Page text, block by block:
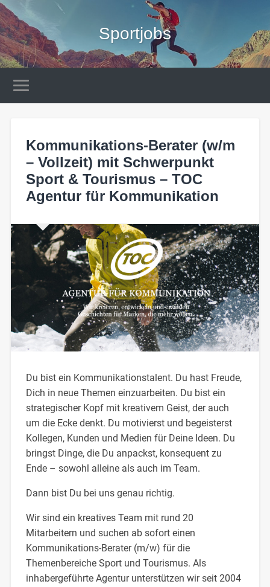
Sportjobs
Kommunikations-Berater (w/m
– Vollzeit) mit Schwerpunkt
Sport & Tourismus – TOC
Agentur für Kommunikation
Du bist ein Kommunikationstalent. Du hast Freude,
Dich in neue Themen einzuarbeiten. Du bist ein
strategischer Kopf mit kreativem Geist, der auch
um die Ecke denkt. Du motivierst und begeisterst
Kollegen, Kunden und Medien für Deine Ideen. Du
bringst Dinge, die Du anpackst, konsequent zu
Ende – sowohl alleine als auch im Team.
Dann bist Du bei uns genau richtig.
Wir sind ein kreatives Team mit rund 20
Mitarbeitern und suchen ab sofort einen
Kommunikations-Berater (m/w) für die
Themenbereiche Sport und Tourismus. Als
inhabergeführte Agentur unterstützen wir seit 2004